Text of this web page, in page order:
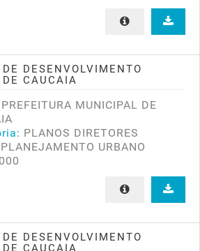
DESENVOLVIMENTO
CAUCAIA
PREFEITURA MUNICIPAL DE
PLANOS DIRETORES
PLANEJAMENTO URBANO
DESENVOLVIMENTO
CAUCAIA